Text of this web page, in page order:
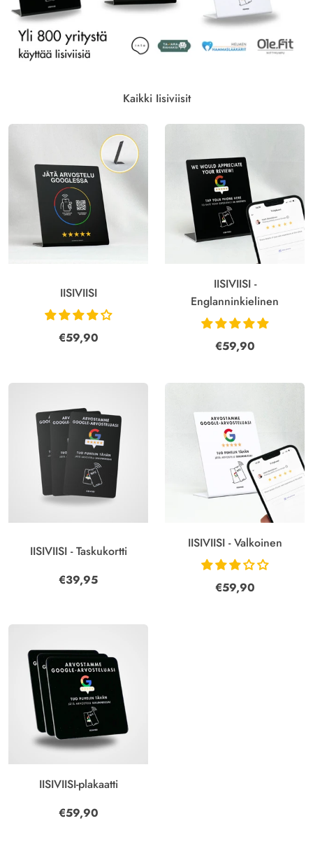
Kaikki Iisiviisit
IISIVIISI
€59,90
IISIVIISI -
Englanninkielinen
€59,90
IISIVIISI - Taskukortti
€39,95
IISIVIISI - Valkoinen
€59,90
IISIVIISI-plakaatti
€59,90